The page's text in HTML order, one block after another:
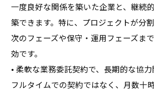
一度良好な関係を築いた企業と、継続
築できます。特に、プロジェクトが分
次のフェーズや保守・運用フェーズま
効です。
• 柔軟な業務委託契約で、長期的な協
フルタイムでの契約ではなく、月数十